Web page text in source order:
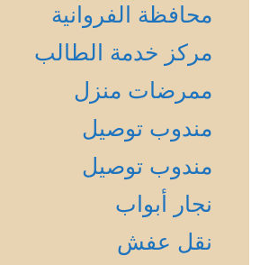
محافظة الفروانية
مركز خدمة الطالب
ممرضات منزل
مندوب توصيل
مندوب توصيل
نجار أبواب
نقل عفش